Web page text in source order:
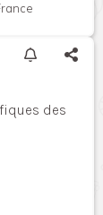
des